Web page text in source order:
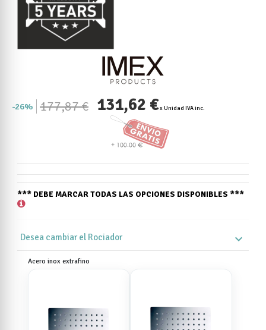
26% 177,87 € 131,62 €x Unidad IVA inc.
*** DEBE MARCAR TODAS LAS OPCIONES DISPONIBLES ***
Desea cambiar el Rociador expand_more
Acero inox extrafino